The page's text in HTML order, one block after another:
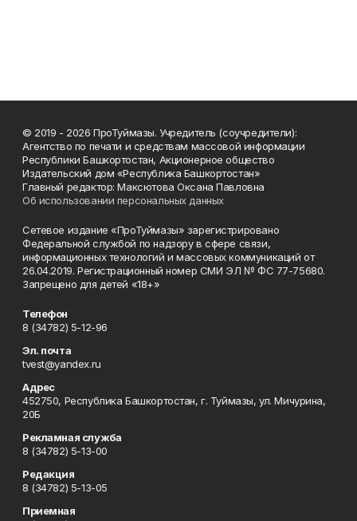
© 2019 - 2026 ПроТуймазы. Учредитель (соучредители):
Агентство по печати и средствам массовой информации
Республики Башкортостан, Акционерное общество
Издательский дом «Республика Башкортостан»
Главный редактор: Максютова Оксана Павловна
Об использовании персональных данных
Сетевое издание «ПроТуймазы» зарегистрировано
Федеральной службой по надзору в сфере связи,
информационных технологий и массовых коммуникаций от
26.04.2019. Регистрационный номер СМИ ЭЛ № ФС 77-75680.
Запрещено для детей «18+»
Телефон
8 (34782) 5-12-96
Эл. почта
tvest@yandex.ru
Адрес
452750, Республика Башкортостан, г. Туймазы, ул. Мичурина,
20Б
Рекламная служба
8 (34782) 5-13-00
Редакция
8 (34782) 5-13-05
Приемная